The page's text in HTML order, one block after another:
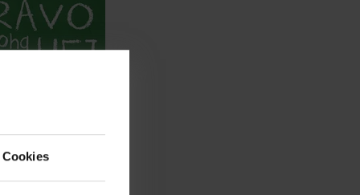
Cookies